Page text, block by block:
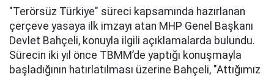
"Terörsüz Türkiye" süreci kapsamında hazırlanan
çerçeve yasaya ilk imzayı atan MHP Genel Başkanı
Devlet Bahçeli, konuyla ilgili açıklamalarda bulundu.
Sürecin iki yıl önce TBMM’de yaptığı konuşmayla
başladığının hatırlatılması üzerine Bahçeli, "Attığımız